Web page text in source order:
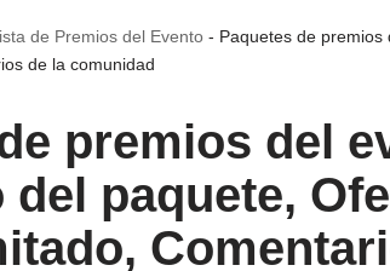
de Premios del Evento- Paquetes de
de la comunidad
premios del
del paquete,